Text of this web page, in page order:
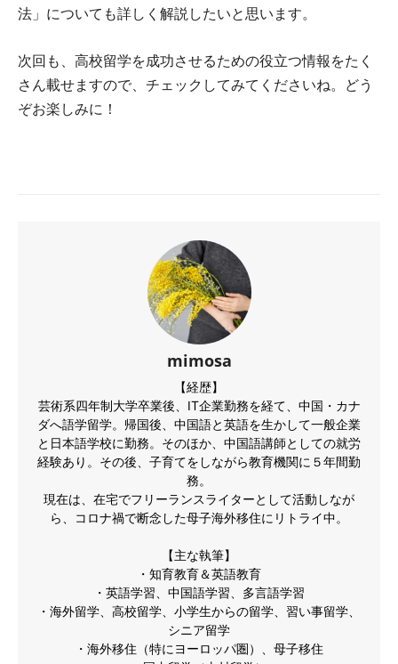
法」についても詳しく解説したいと思います。
次回も、高校留学を成功させるための役立つ情報をたく
さん載せますので、チェックしてみてくださいね。どう
ぞお楽しみに！
mimosa
【経歴】
芸術系四年制大学卒業後、IT企業勤務を経て、中国・カナ
ダへ語学留学。帰国後、中国語と英語を生かして一般企業
と日本語学校に勤務。そのほか、中国語講師としての就労
経験あり。その後、子育てをしながら教育機関に５年間勤
務。
現在は、在宅でフリーランスライターとして活動しなが
ら、コロナ禍で断念した母子海外移住にリトライ中。
【主な執筆】
・知育教育＆英語教育
・英語学習、中国語学習、多言語学習
・海外留学、高校留学、小学生からの留学、習い事留学、
シニア留学
・海外移住（特にヨーロッパ圏）、母子移住